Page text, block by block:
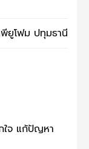
ยูโฟม ปทุมธานี
ใจ แก้ปัญหา